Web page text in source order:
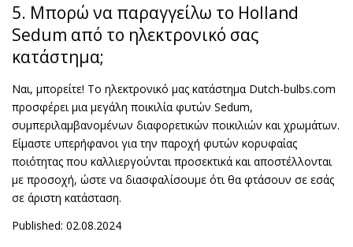
5. Μπορώ να παραγγείλω το Holland
Sedum από το ηλεκτρονικό σας
κατάστημα;
Ναι, μπορείτε! Το ηλεκτρονικό μας κατάστημα Dutch-bulbs.com
προσφέρει μια μεγάλη ποικιλία φυτών Sedum,
συμπεριλαμβανομένων διαφορετικών ποικιλιών και χρωμάτων.
Είμαστε υπερήφανοι για την παροχή φυτών κορυφαίας
ποιότητας που καλλιεργούνται προσεκτικά και αποστέλλονται
με προσοχή, ώστε να διασφαλίσουμε ότι θα φτάσουν σε εσάς
σε άριστη κατάσταση.
Published: 02.08.2024